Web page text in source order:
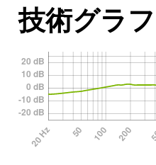
技術グラフ